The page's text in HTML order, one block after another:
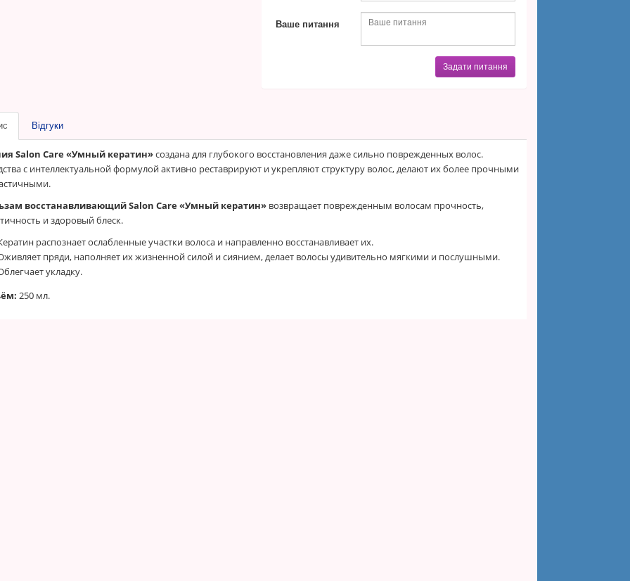
Ваше питання
Задати питання
Відгуки
Salon Care «Умный кератин»создана для глубокого восстановления даже сильно поврежденных волос.
с интеллектуальной формулой активно реставрируют и укрепляют структуру волос, делают их более прочными
восстанавливающий Salon Care «Умный кератин» возвращает поврежденным волосам прочность,
и здоровый блеск.
распознает ослабленные участки волоса и направленно восстанавливает их.
пряди, наполняет их жизненной силой и сиянием, делает волосы удивительно мягкими и послушными.
укладку.
250 мл.